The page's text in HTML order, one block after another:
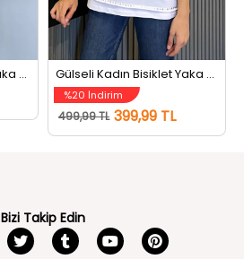
Gülseli Kadın Bisiklet Yaka Dantel Detaylı Tişört Lacivert Gülseli Kadın Bisiklet Yaka Tarz Tişört Beyaz
%20 İndirim
499,99 TL 399,99 TL
Bizi Takip Edin